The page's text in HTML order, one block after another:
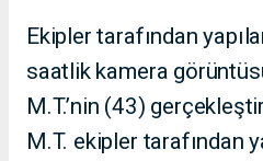
Ekipler tarafından
saatlik kamera
M.T.’nin (43)
M.T. ekipler tarafından